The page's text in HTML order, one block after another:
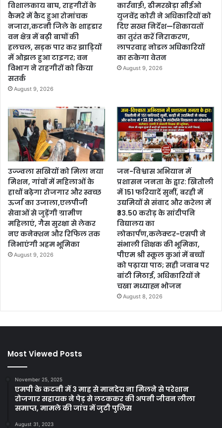
विशालकाय बाघ, राहगीरों के
कैमरे में कैद हुआ रोमांचक
नजारा,कटनी जिले के शाहडार
वन क्षेत्र में बढ़ी बाघों की
हलचल, सड़क पार कर झाड़ियों
में ओझल हुआ टाइगर; वन
विभाग ने राहगीरों को किया
सतर्क
August 9, 2026
कार्रवाई!, ढीमरखेड़ा सीईओ
युजवेंद्र कोरी ने अधिकारियों को
दिए सख्त निर्देश—शिकायतों
का तुरंत करें निराकरण,
लापरवाह नोडल अधिकारियों
का रुकेगा वेतन
August 9, 2026
उज्ज्वला सखियों को मिला नया
मिशन, गांवों में महिलाओं के
हाथों बढ़ेगा रोजगार और स्वच्छ
ऊर्जा का उजाला,एलपीजी
सेवाओं से जुड़ेंगी ग्रामीण
महिलाएं, गैस सुरक्षा से लेकर
नए कनेक्शन और रिफिल तक
निभाएंगी अहम भूमिका
August 9, 2026
जन-विश्वास अभियान में
प्रशासन जनता के द्वार: खितौली
में 151 फरियादें सुनीं, बरही में
उद्यमियों से संवाद और करेला में
₹33.50 करोड़ के सांदीपनि
विद्यालय का
लोकार्पण,कलेक्टर-एसपी ने
संभाली शिक्षक की भूमिका,
पीएम श्री स्कूल कुआं में बच्चों
को पढ़ाया पाठ; सही जवाब पर
बांटी मिठाई, अधिकारियों ने
चखा मध्याह्न भोजन
August 8, 2026
Most Viewed Posts
November 25, 2025
एमपी के कटनी में 3 माह से मानदेय ना मिलने से परेशान
रोजगार सहायक ने पेड़ से लटककर की अपनी जीवन लीला
समाप्त, मामले की जांच में जुटी पुलिस
August 31, 2023